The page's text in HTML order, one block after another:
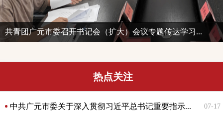
共青团广元市委召开书记会（扩大）会议专题传达学习...
热点关注
中共广元市委关于深入贯彻习近平总书记重要指示... 07-17